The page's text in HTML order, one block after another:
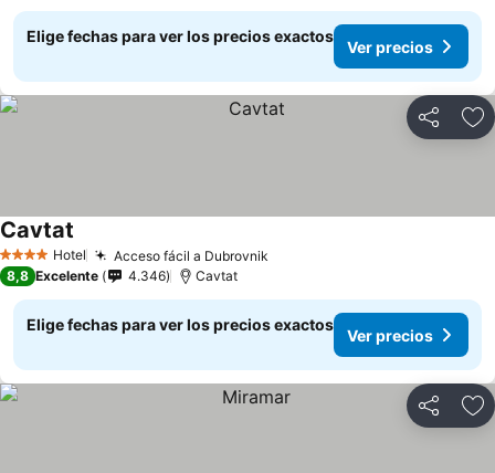
Elige fechas para ver los precios exactos
Ver precios
Compartir
4 EstrellasHotel Acceso fácil a Dubrovnik
Cavtat
8,8 Excelente 4.346 Cavtat
Elige fechas para ver los precios exactos
Ver precios
Compartir